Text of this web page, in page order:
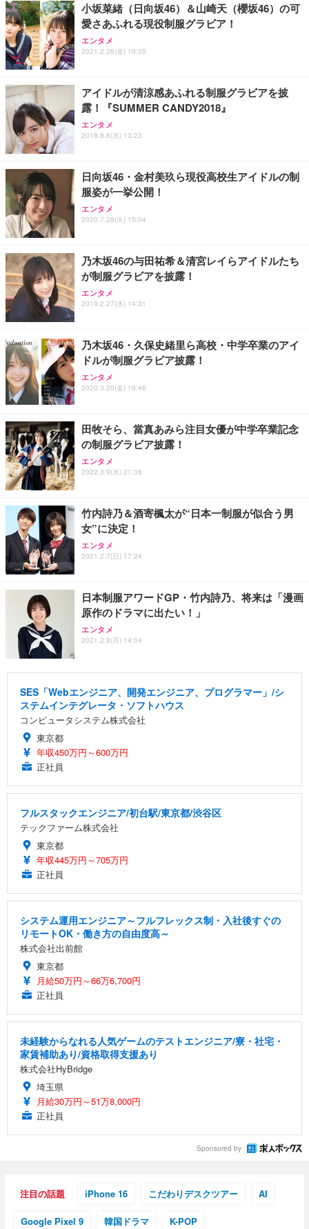
小坂菜緒（日向坂46）＆山崎天（櫻坂46）の可
愛さあふれる現役制服グラビア！
エンタメ
2021.2.26(金) 19:05
アイドルが清涼感あふれる制服グラビアを披
露！『SUMMER CANDY2018』
エンタメ
2018.8.8(水) 13:23
日向坂46・金村美玖ら現役高校生アイドルの制
服姿が一挙公開！
エンタメ
2020.7.28(火) 15:04
乃木坂46の与田祐希＆清宮レイらアイドルたち
が制服グラビアを披露！
エンタメ
2019.2.27(水) 14:31
乃木坂46・久保史緒里ら高校・中学卒業のアイ
ドルが制服グラビア披露！
エンタメ
2020.3.20(金) 19:46
田牧そら、當真あみら注目女優が中学卒業記念
の制服グラビア披露！
エンタメ
2022.3.9(水) 21:38
竹内詩乃＆酒寄楓太が“日本一制服が似合う男
女”に決定！
エンタメ
2021.2.7(日) 17:24
日本制服アワードGP・竹内詩乃、将来は「漫画
原作のドラマに出たい！」
エンタメ
2021.2.8(月) 14:04
SES「Webエンジニア、開発エンジニア、プログラマー」/シ
ステムインテグレータ・ソフトハウス
コンピュータシステム株式会社
東京都
年収450万円～600万円
正社員
フルスタックエンジニア/初台駅/東京都/渋谷区
テックファーム株式会社
東京都
年収445万円～705万円
正社員
システム運用エンジニア～フルフレックス制・入社後すぐの
リモートOK・働き方の自由度高～
株式会社出前館
東京都
月給50万円～66万6,700円
正社員
未経験からなれる人気ゲームのテストエンジニア/寮・社宅・
家賃補助あり/資格取得支援あり
株式会社HyBridge
埼玉県
月給30万円～51万8,000円
正社員
Sponsored by
注目の話題 iPhone 16 こだわりデスクツアー AI
Google Pixel 9 韓国ドラマ K-POP